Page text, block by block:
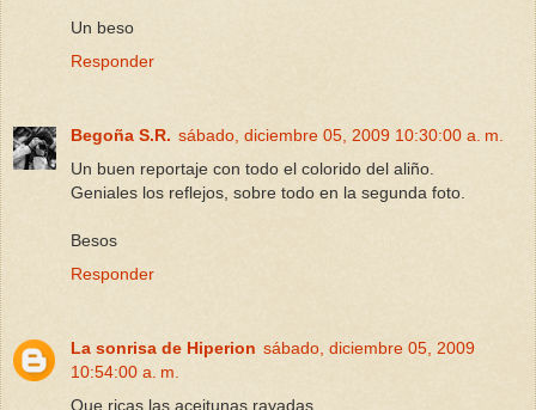
Un beso
Responder
Begoña S.R. sábado, diciembre 05, 2009 10:30:00 a. m.
Un buen reportaje con todo el colorido del aliño.
Geniales los reflejos, sobre todo en la segunda foto.
Besos
Responder
La sonrisa de Hiperion sábado, diciembre 05, 2009
10:54:00 a. m.
Que ricas las aceitunas rayadas....